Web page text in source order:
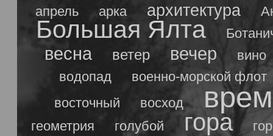
апрель арка архитектура
Большая Ялта
весна ветер вечер
вино
водопад
военно-морской флот
восточный
восход
геометрия голубой гора